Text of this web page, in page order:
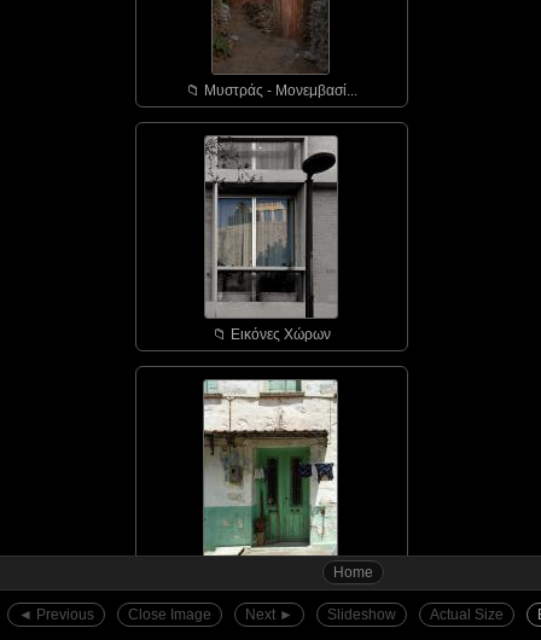
Home
◄︎ Previous Close Image Next ►︎ Slideshow Actual Size
📁︎ Μυστράς - Μονεμβασί...
📁︎ Εικόνες Χώρων
📁︎ Αγιάσος - οι πόρτε...